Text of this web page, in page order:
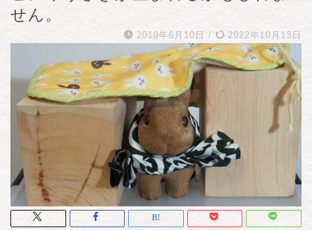
せん。
2019年6月10日 / 2022年10月13日